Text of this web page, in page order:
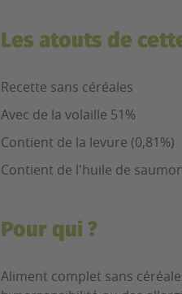
Les atouts de
Recette sans céréales
Avec de la volaille 51%
Contient de la levure (0,81%)
Contient de l'huile de
Pour qui ?
Aliment complet sans